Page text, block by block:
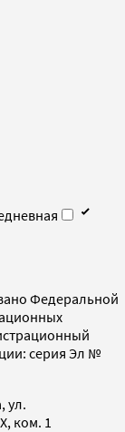
Федеральной
серия Эл №
ул.
ком. 1